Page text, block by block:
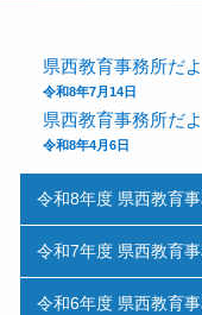
県西教育事務所だ
令和8年7月14日
県西教育事務所だ
令和8年4月6日
令和8年度 県西教育
令和7年度 県西教育
令和6年度 県西教育